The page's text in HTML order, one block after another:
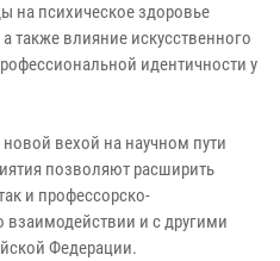
на психическое здоровье
также влияние искусственного
идентичности у
вехой на научном пути
позволяют расширить
и профессорско-
взаимодействии и с другими
Федерации.